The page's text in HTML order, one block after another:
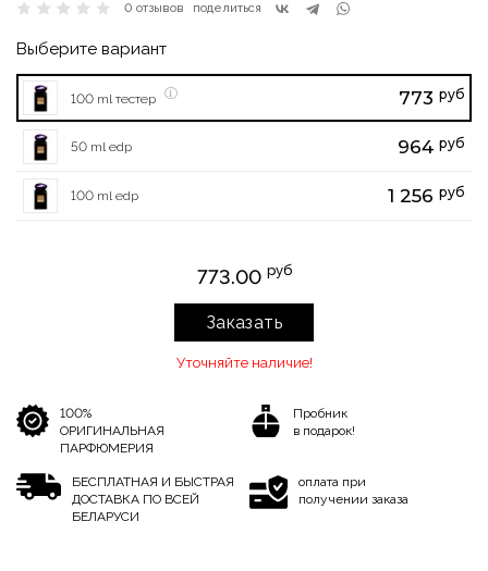
0 отзывов поделиться
Выберите вариант
100 ml тестер 773 руб
50 ml edp 964 руб
100 ml edp 1 256 руб
773.00 руб
Заказать
Уточняйте наличие!
100%
ОРИГИНАЛЬНАЯ
ПАРФЮМЕРИЯ
Пробник
в подарок!
БЕСПЛАТНАЯ И БЫСТРАЯ
ДОСТАВКА ПО ВСЕЙ
БЕЛАРУСИ
оплата при
получении заказа